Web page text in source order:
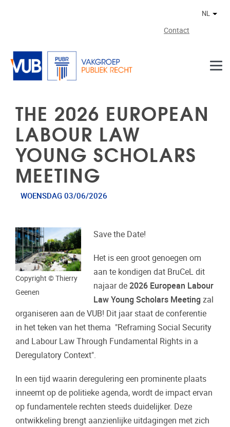
Contact
NL
THE 2026 EUROPEAN
LABOUR LAW
YOUNG SCHOLARS
MEETING
WOENSDAG 03/06/2026
Copyright © Thierry
Geenen
Save the Date!
Het is een groot genoegen om
aan te kondigen dat BruCeL dit
najaar de2026 European Labour
Law Young Scholars Meeting zal
organiseren aan de VUB! Dit jaar staat de conferentie
in het teken van het thema "Reframing Social Security
and Labour Law Through Fundamental Rights in a
Deregulatory Context".
In een tijd waarin deregulering een prominente plaats
inneemt op de politieke agenda, wordt de impact ervan
op fundamentele rechten steeds duidelijker. Deze
ontwikkeling brengt aanzienlijke uitdagingen met zich